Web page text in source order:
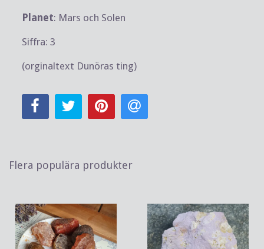
Planet: Mars och Solen
Siffra: 3
(orginaltext Dunöras ting)
Flera populära produkter